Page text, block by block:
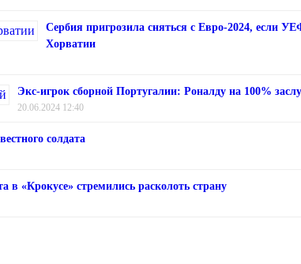
Сербия пригрозила сняться с Евро-2024, если
Хорватии
Экс-игрок сборной Португалии: Роналду на 100%
20.06.2024 12:40
солдата
в «Крокусе» стремились расколоть страну